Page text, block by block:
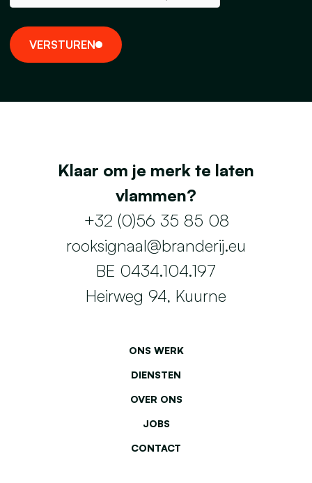
VERSTUREN
Klaar om je merk te laten
vlammen?
+32 (0)56 35 85 08
rooksignaal@branderij.eu
BE 0434.104.197
Heirweg 94, Kuurne
ONS WERK
DIENSTEN
OVER ONS
JOBS
CONTACT